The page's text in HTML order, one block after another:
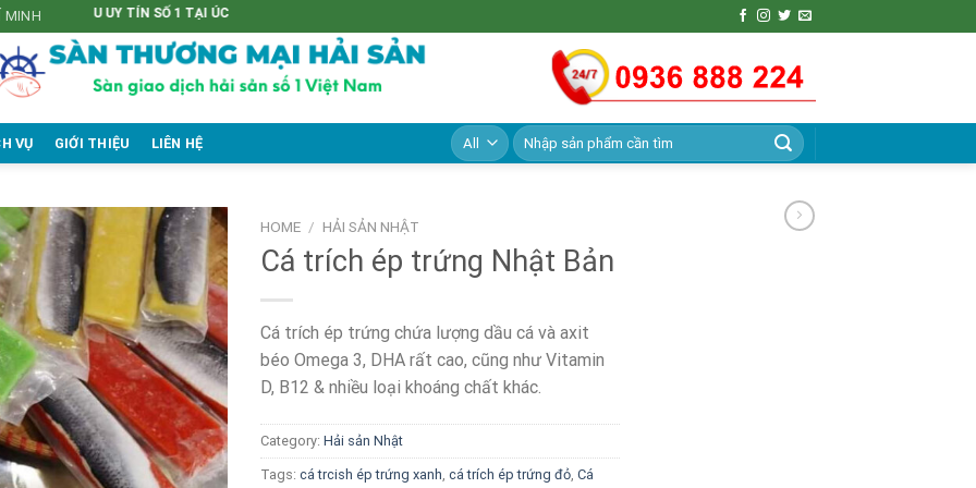
MINHTÍN SỐ 1 TẠI ÚC
VỤ GIỚI THIỆU LIÊN HỆ
Search
for:
HOME / HẢI SẢN NHẬT
Cá trích ép trứng Nhật Bản
Cá trích ép trứng chứa lượng dầu cá và axit
béo Omega 3, DHA rất cao, cũng như Vitamin
D, B12 & nhiều loại khoáng chất khác.
Category: Hải sản Nhật
Tags: cá trcish ép trứng xanh cá trích ép trứng đỏ Cá